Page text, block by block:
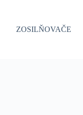
ZOSILŇOVAČE